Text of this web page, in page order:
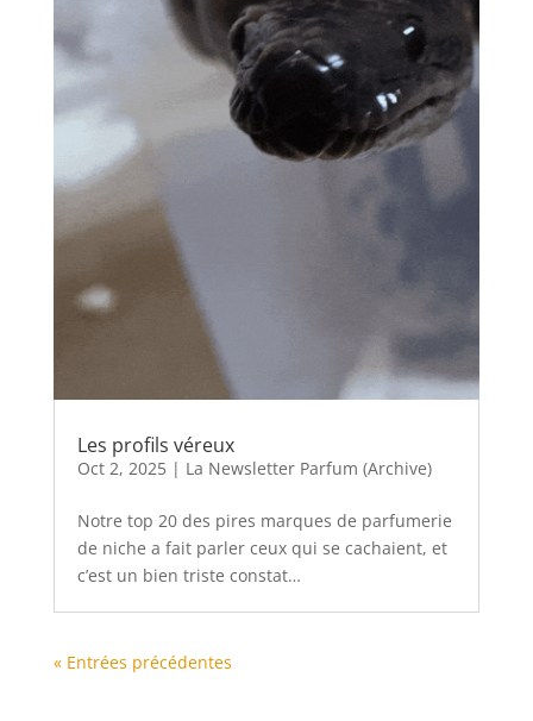
Les profils véreux
Oct 2, 2025| La Newsletter Parfum (Archive)
Notre top 20 des pires marques de parfumerie
de niche a fait parler ceux qui se cachaient, et
c’est un bien triste constat…
« Entrées précédentes